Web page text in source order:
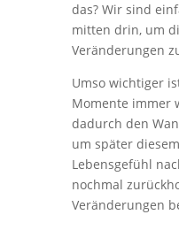
das? Wir sind
mitten drin, um
Veränderungen
Umso wichtiger
Momente immer
dadurch den
um später
Lebensgefühl
nochmal
Veränderungen